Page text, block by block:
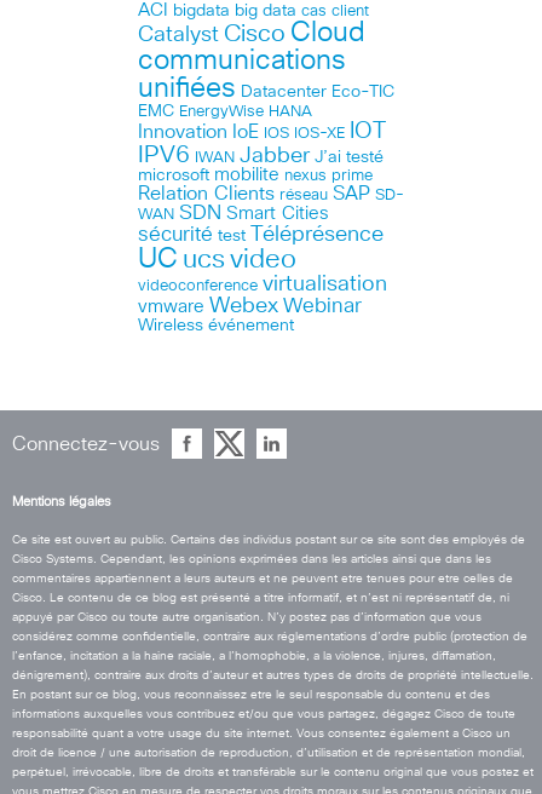
ACI bigdata big data cas client
Catalyst Cisco Cloud
communications
unifiées Datacenter Eco-TIC
EMC EnergyWise HANA
Innovation IoE IOS IOS-XE IOT
IPV6 IWAN Jabber J’ai testé
microsoft mobilite nexus prime
Relation Clients réseau SAP SD-
WAN SDN Smart Cities
sécurité test Téléprésence
UC ucs video
videoconference virtualisation
vmware Webex Webinar
Wireless événement
Connectez-vous
Mentions légales
Ce site est ouvert au public. Certains des individus postant sur ce site sont des employés de
Cisco Systems. Cependant, les opinions exprimées dans les articles ainsi que dans les
commentaires appartiennent a leurs auteurs et ne peuvent etre tenues pour etre celles de
Cisco. Le contenu de ce blog est présenté a titre informatif, et n’est ni représentatif de, ni
appuyé par Cisco ou toute autre organisation. N’y postez pas d’information que vous
considérez comme confidentielle, contraire aux réglementations d’ordre public (protection de
l’enfance, incitation a la haine raciale, a l’homophobie, a la violence, injures, diffamation,
dénigrement), contraire aux droits d’auteur et autres types de droits de propriété intellectuelle.
En postant sur ce blog, vous reconnaissez etre le seul responsable du contenu et des
informations auxquelles vous contribuez et/ou que vous partagez, dégagez Cisco de toute
responsabilité quant a votre usage du site internet. Vous consentez également a Cisco un
droit de licence / une autorisation de reproduction, d’utilisation et de représentation mondial,
perpétuel, irrévocable, libre de droits et transférable sur le contenu original que vous postez et
vous mettrez Cisco en mesure de respecter vos droits moraux sur les contenus originaux que